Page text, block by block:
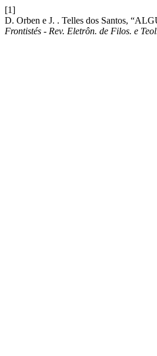
[1]
D. Orben e J. . Telles dos Santos,
Frontistés - Rev. Eletrôn. de Filos. e